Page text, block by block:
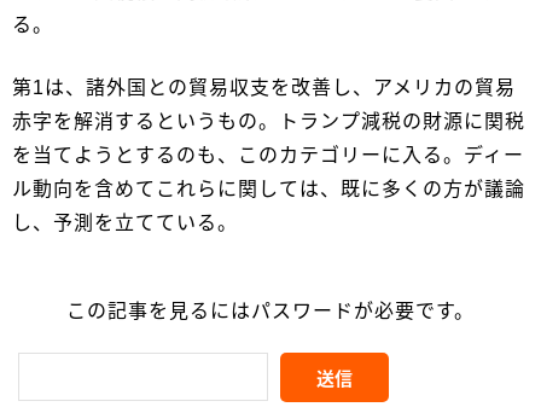
る。
第1は、諸外国との貿易収支を改善し、アメリカの貿易
赤字を解消するというもの。トランプ減税の財源に関税
を当てようとするのも、このカテゴリーに入る。ディー
ル動向を含めてこれらに関しては、既に多くの方が議論
し、予測を立てている。
この記事を見るにはパスワードが必要です。